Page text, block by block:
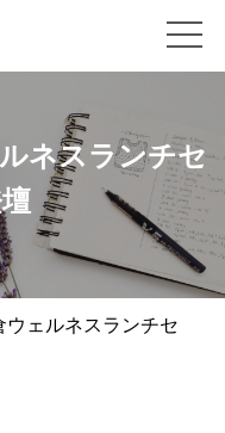
ネスランチセ
ェルネスランチセ